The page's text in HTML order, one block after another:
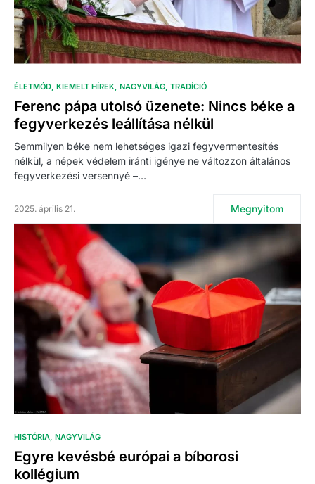
ÉLETMÓD KIEMELT HÍREK NAGYVILÁG TRADÍCIÓ
Ferenc pápa utolsó üzenete: Nincs béke a
fegyverkezés leállítása nélkül
Semmilyen béke nem lehetséges igazi fegyvermentesítés
nélkül, a népek védelem iránti igénye ne változzon általános
fegyverkezési versennyé –…
2025. április 21. Megnyitom
HISTÓRIA NAGYVILÁG
Egyre kevésbé európai a bíborosi
kollégium